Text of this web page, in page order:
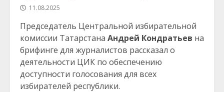
11.08.2025
Председатель Центральной избирательной
комиссии Татарстана Андрей Кондратьев на
брифинге для журналистов рассказал о
деятельности ЦИК по обеспечению
доступности голосования для всех
избирателей республики.